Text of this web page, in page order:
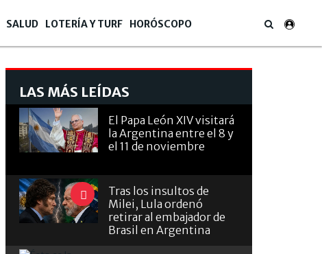
SALUD LOTERÍA Y TURF HORÓSCOPO
LAS MÁS LEÍDAS
El Papa León XIV visitará
la Argentina entre el 8 y
el 11 de noviembre
Tras los insultos de
Milei, Lula ordenó
retirar al embajador de
Brasil en Argentina